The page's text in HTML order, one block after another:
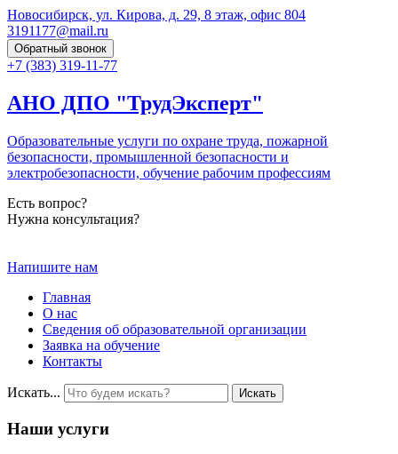
Новосибирск, ул. Кирова, д. 29, 8 этаж, офис 804
3191177@mail.ru
Обратный звонок
+7 (383) 319-11-77
АНО ДПО "ТрудЭксперт"
Образовательные услуги по охране труда, пожарной
безопасности, промышленной безопасности и
электробезопасности, обучение рабочим профессиям
Есть вопрос?
Нужна консультация?
Напишите нам
Главная
О нас
Сведения об образовательной организации
Заявка на обучение
Контакты
Искать... Искать
Наши услуги